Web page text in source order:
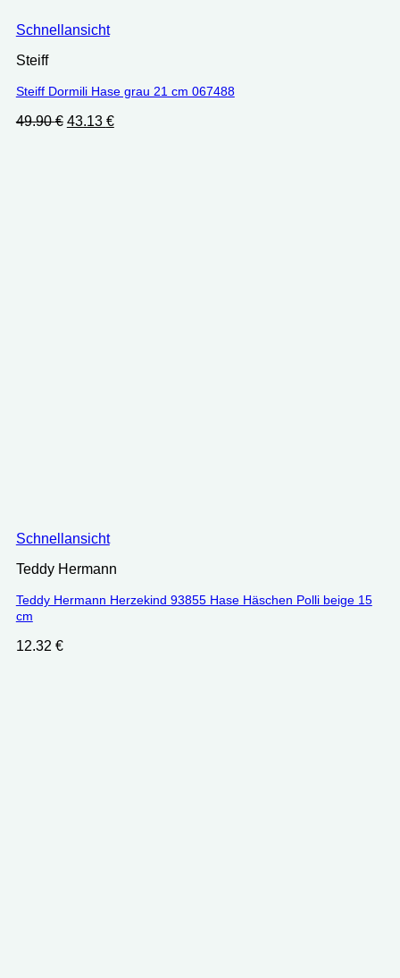
Schnellansicht
Steiff
Steiff Dormili Hase grau 21 cm 067488
49.90€ Ursprünglicher
43.13 €Aktueller
Schnellansicht
Teddy Hermann
Teddy Hermann Herzekind 93855 Hase Häschen Polli beige 15
cm
12.32 €